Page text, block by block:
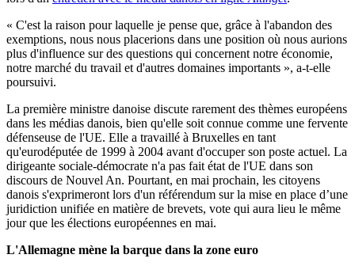
« C'est la raison pour laquelle je pense que, grâce à l'abandon des
exemptions, nous nous placerions dans une position où nous aurions
plus d'influence sur des questions qui concernent notre économie,
notre marché du travail et d'autres domaines importants », a-t-elle
poursuivi.
La première ministre danoise discute rarement des thèmes européens
dans les médias danois, bien qu'elle soit connue comme une fervente
défenseuse de l'UE. Elle a travaillé à Bruxelles en tant
qu'eurodéputée de 1999 à 2004 avant d'occuper son poste actuel. La
dirigeante sociale-démocrate n'a pas fait état de l'UE dans son
discours de Nouvel An. Pourtant, en mai prochain, les citoyens
danois s'exprimeront lors d'un référendum sur la mise en place d’une
juridiction unifiée en matière de brevets, vote qui aura lieu le même
jour que les élections européennes en mai.
L'Allemagne mène la barque dans la zone euro